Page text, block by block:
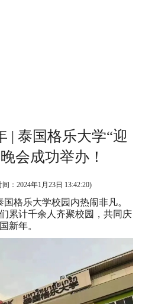
| 泰国格乐大学“迎
会成功举办！
： 2024年1月23日 13:42:20)
格乐大学校园内热闹非凡。
累计千余人齐聚校园，共同庆
新年。